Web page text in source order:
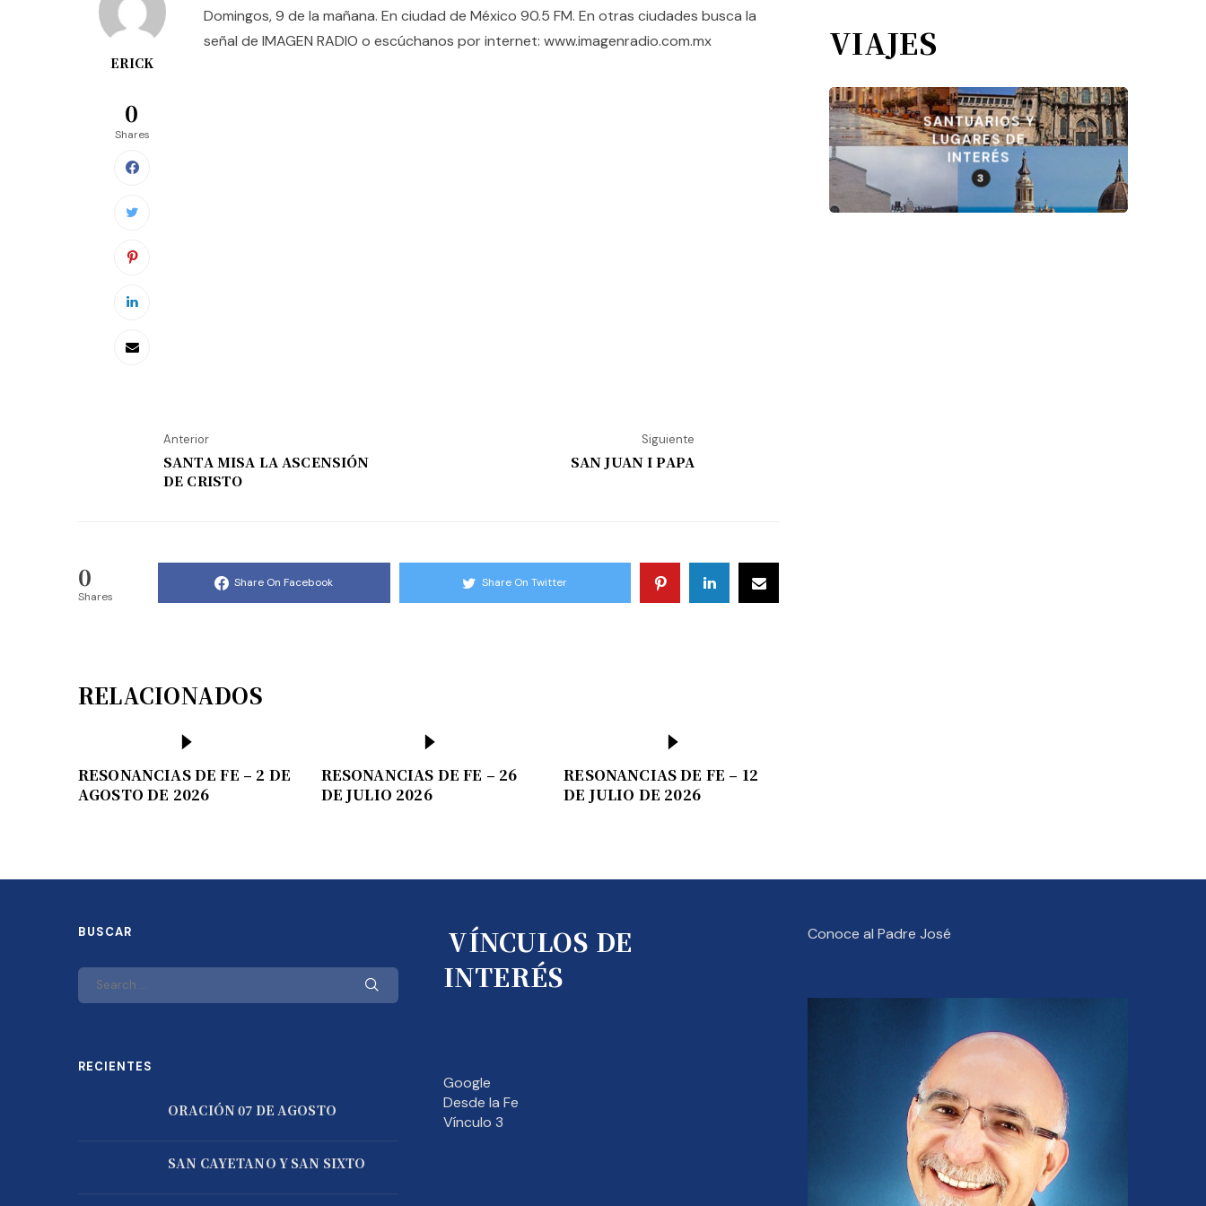
ERICK
0
Shares
Domingos, 9 de la mañana. En ciudad de México 90.5 FM. En otras ciudades busca la
señal de IMAGEN RADIO o escúchanos por internet: www.imagenradio.com.mx
Anterior
SANTA MISA LA ASCENSIÓN
DE CRISTO
Siguiente
SAN JUAN I PAPA
0
Shares
Share On Facebook Share On Twitter
RELACIONADOS
RESONANCIAS DE FE – 2 DE
AGOSTO DE 2026
RESONANCIAS DE FE – 26
DE JULIO 2026
RESONANCIAS DE FE – 12
DE JULIO DE 2026
VIAJES
SANTUARIOS Y
LUGARES DE
INTERÉS
3
BUSCAR
RECIENTES
ORACIÓN 07 DE AGOSTO
SAN CAYETANO Y SAN SIXTO
VÍNCULOS DE
INTERÉS
Google
Desde la Fe
Vínculo 3
Conoce al Padre José